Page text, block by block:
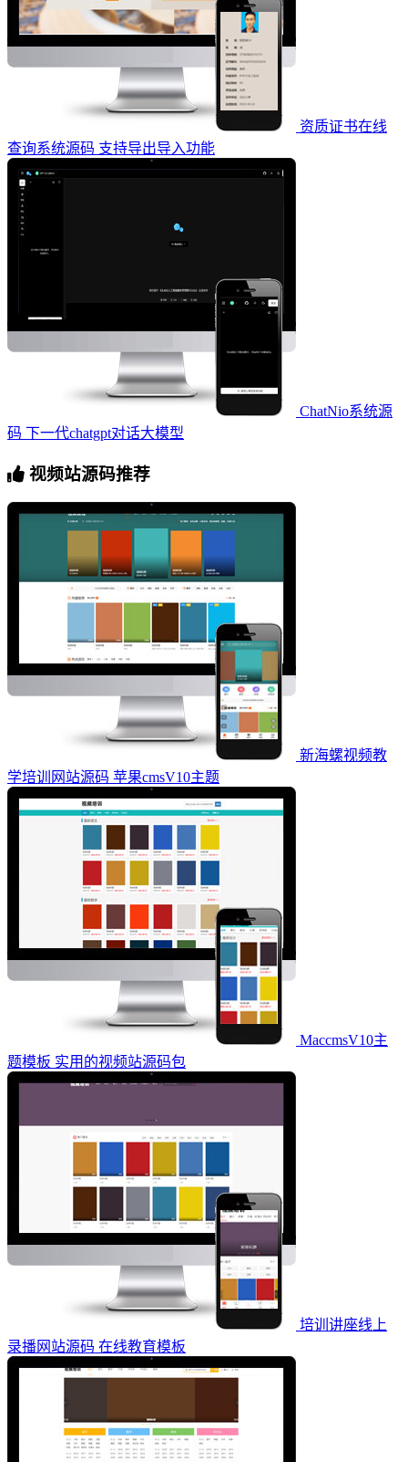
资质证书在线
查询系统源码 支持导出导入功能
ChatNio系统源
码 下一代chatgpt对话大模型
视频站源码推荐
新海螺视频教
学培训网站源码 苹果cmsV10主题
MaccmsV10主
题模板 实用的视频站源码包
培训讲座线上
录播网站源码 在线教育模板